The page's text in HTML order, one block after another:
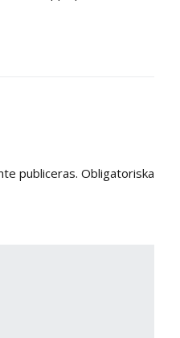
publiceras. Obligatoriska